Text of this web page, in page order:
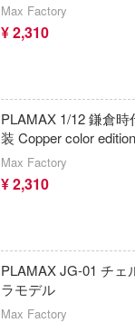
Max Factory
¥ 2,310
PLAMAX 1/12 鎌倉
装 Copper color
Max Factory
¥ 2,310
PLAMAX JG-01 チェ
ラモデル
Max Factory
ハリー・ポッター
PANTY &
パルワールド
BanG Dream!(バ
ハイキュー!!
キタンクラブ
京商
KEEPGOING
クロックワークス
グッドスマイル
GoodSmile